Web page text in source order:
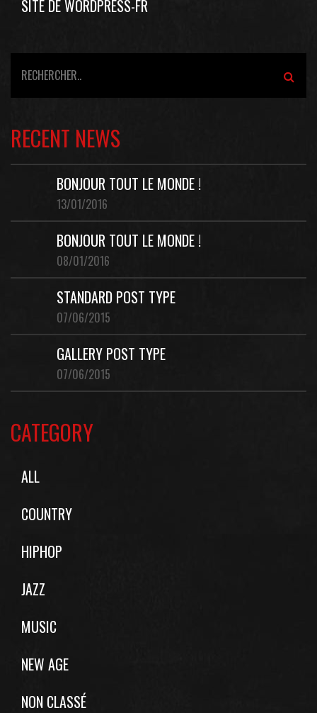
SITE DE WORDPRESS-FR
RECENT NEWS
BONJOUR TOUT LE MONDE !
13/01/2016
BONJOUR TOUT LE MONDE !
08/01/2016
STANDARD POST TYPE
07/06/2015
GALLERY POST TYPE
07/06/2015
CATEGORY
ALL
COUNTRY
HIPHOP
JAZZ
MUSIC
NEW AGE
NON CLASSÉ